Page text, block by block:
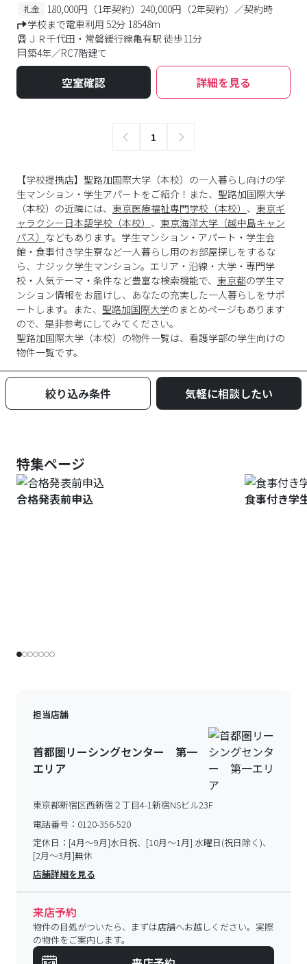
礼金
180,000円（1年契約）240,000円（2年契約）／契約時
学校まで電車利用 52分 18548m
ＪＲ千代田・常磐緩行線亀有駅 徒歩11分
築4年／RC7階建て
空室確認 詳細を見る
1
【学校提携店】聖路加国際大学（本校）の一人暮らし向けの学
生マンション・学生アパートをご紹介！また、聖路加国際大学
（本校）の近隣には、 東京医療福祉専門学校（本校） 、 東京ギ
ャラクシー日本語学校（本校） 、 東京海洋大学（越中島キャン
パス） などもあります。学生マンション・アパート・学生会
館・食事付き学生寮など一人暮らし用のお部屋探しをするな
ら、ナジック学生マンション。エリア・沿線・大学・専門学
校・人気テーマ・条件など豊富な検索機能で、 東京都の学生マ
ンション情報をお届けし、あなたの充実した一人暮らしをサポ
ートします。また、 聖路加国際大学のまとめページもあります
ので、是非参考にしてみてください。
聖路加国際大学 （本校）の物件一覧は、 看護学部の学生向けの
物件一覧です。
絞り込み条件 気軽に相談したい
特集ページ
合格発表前申込 食事付き学
担当店舗
首都圏リーシングセンター 第一
エリア
東京都新宿区西新宿２丁目4-1新宿NSビル23F
電話番号： 0120-356-520
定休日： [4月～9月]水日祝、[10月～1月] 水曜日(祝日除く)、
[2月～3月]無休
店舗詳細を見る
来店予約
物件の目処がついたら、まずは店舗へお越しください。実際
の物件をご案内します。